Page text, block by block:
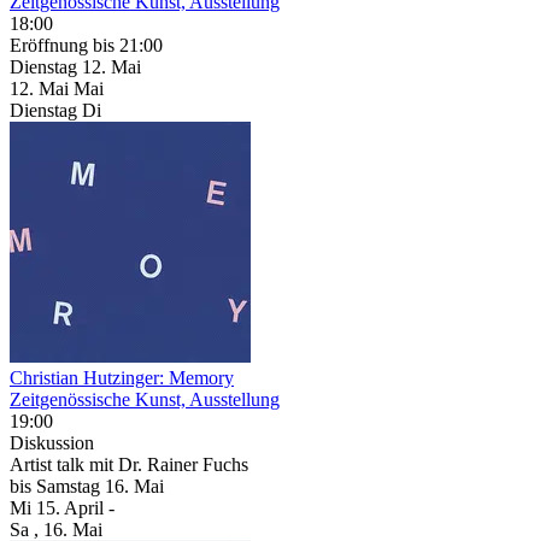
18:00
Eröffnung bis 21:00
Dienstag 12. Mai
12. Mai Mai
Dienstag Di
Christian Hutzinger: Memory
Zeitgenössische Kunst, Ausstellung
19:00
Diskussion
Artist talk mit Dr. Rainer Fuchs
bis Samstag 16. Mai
Mi 15. April -
Sa , 16. Mai